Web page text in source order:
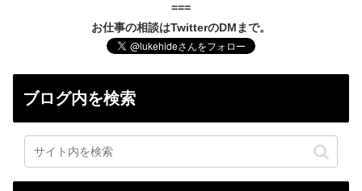
===
お仕事の相談はTwitterのDMまで。
ブログ内を検索